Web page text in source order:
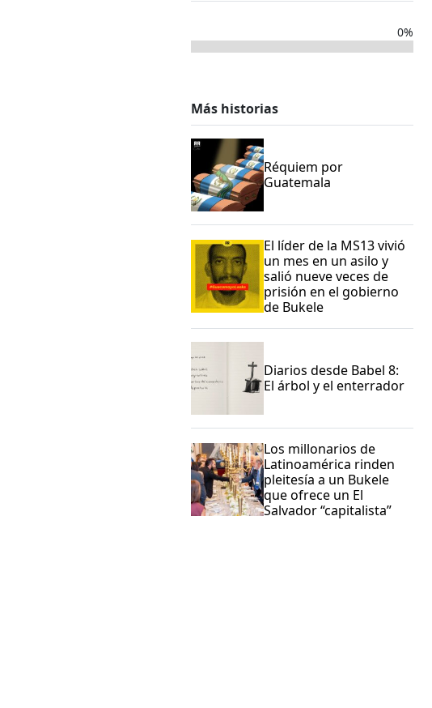
0%
Más historias
Réquiem por
Guatemala
El líder de la MS13 vivió
un mes en un asilo y
salió nueve veces de
prisión en el gobierno
de Bukele
Diarios desde Babel 8:
El árbol y el enterrador
Los millonarios de
Latinoamérica rinden
pleitesía a un Bukele
que ofrece un El
Salvador “capitalista”